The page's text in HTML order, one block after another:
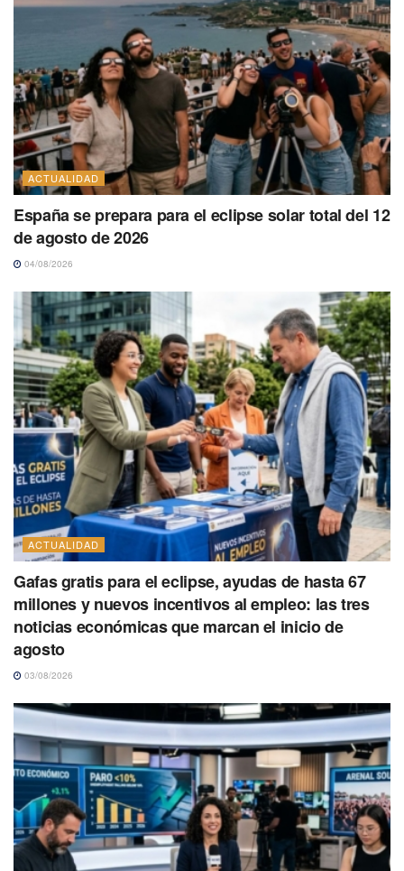
ACTUALIDAD
España se prepara para el eclipse solar total del 12
de agosto de 2026
04/08/2026
ACTUALIDAD
Gafas gratis para el eclipse, ayudas de hasta 67
millones y nuevos incentivos al empleo: las tres
noticias económicas que marcan el inicio de
agosto
03/08/2026